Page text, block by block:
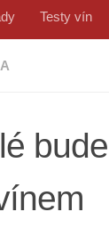
Testy vín